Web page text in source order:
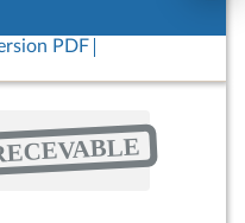
PDF